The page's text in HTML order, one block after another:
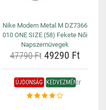
Nike Modern Metal M DZ7366
010 ONE SIZE (58) Fekete Női
Napszemüvegek
47790 Ft49290 Ft
ÚJDONSÁG KEDVEZMÉNY